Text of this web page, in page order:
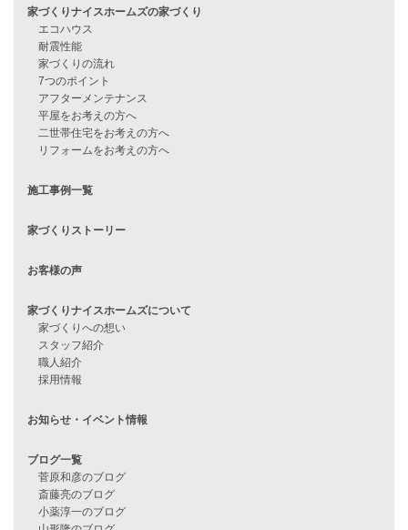
見学会情報
住宅ローンに不安がある方へ
他社で無理だと言われた方へ
月収25万円で家を建てる方法
Line Up
WOOD BOX
ハピネスシリーズ
Sシリーズ
シンプルな平屋
家づくりナイスホームズの家づくり